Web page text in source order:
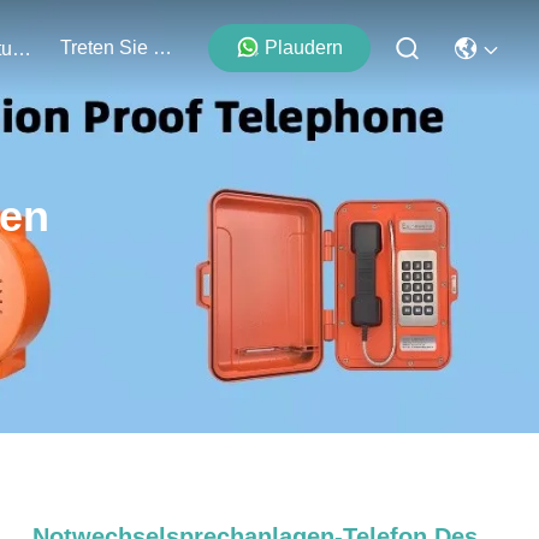
Veranstaltungen Treten Sie Mit Uns In Verbindung Plaudern